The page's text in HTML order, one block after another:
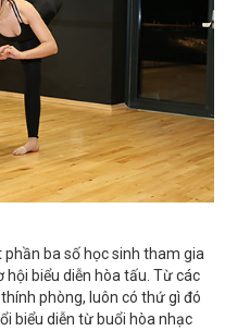
ba số học sinh tham gia
hội biểu diễn hòa tấu. Từ các
phòng, luôn có thứ gì đó
biểu diễn từ buổi hòa nhạc